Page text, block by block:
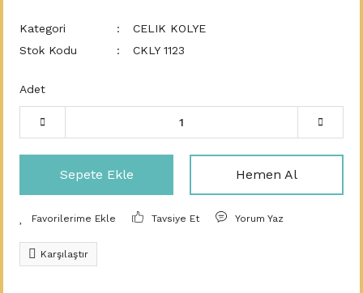
Kategori
CELIK KOLYE
Stok Kodu
CKLY 1123
Adet
Sepete Ekle Hemen Al
Tavsiye Et Yorum Yaz
Karşılaştır